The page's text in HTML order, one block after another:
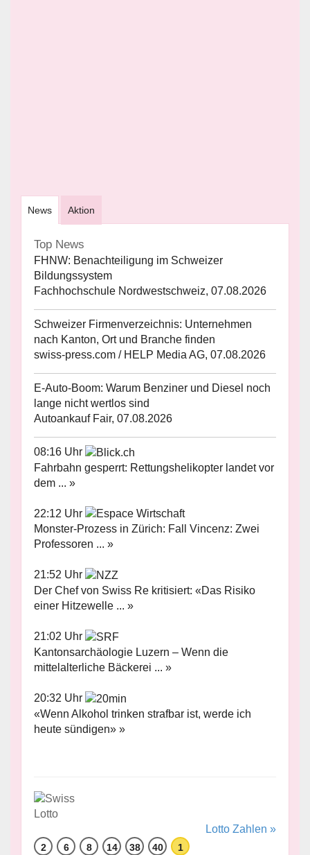
News Aktion
Top News
FHNW: Benachteiligung im Schweizer
Bildungssystem
Fachhochschule Nordwestschweiz, 07.08.2026
Schweizer Firmenverzeichnis: Unternehmen
nach Kanton, Ort und Branche finden
swiss-press.com / HELP Media AG, 07.08.2026
E-Auto-Boom: Warum Benziner und Diesel noch
lange nicht wertlos sind
Autoankauf Fair, 07.08.2026
08:16 Uhr
Fahrbahn gesperrt: Rettungshelikopter landet vor
dem ... »
22:12 Uhr
Monster-Prozess in Zürich: Fall Vincenz: Zwei
Professoren ... »
21:52 Uhr
Der Chef von Swiss Re kritisiert: «Das Risiko
einer Hitzewelle ... »
21:02 Uhr
Kantonsarchäologie Luzern – Wenn die
mittelalterliche Bäckerei ... »
20:32 Uhr
«Wenn Alkohol trinken strafbar ist, werde ich
heute sündigen» »
Lotto Zahlen »
2 6 8 14 38 40 1